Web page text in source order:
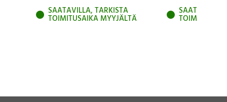
SAATAVILLA, TARKISTA
TOIMITUSAIKA MYYJÄLTÄ
SAATAVILLA,